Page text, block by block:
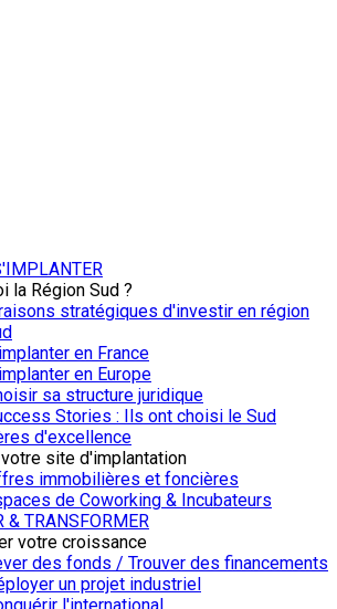
la Région Sud ?
stratégiques d'investir en région
en France
en Europe
sa structure juridique
Stories : Ils ont choisi le Sud
d'excellence
site d'implantation
immobilières et foncières
de Coworking & Incubateurs
& TRANSFORMER
votre croissance
des fonds / Trouver des financements
un projet industriel